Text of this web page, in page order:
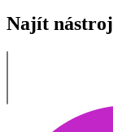
Najít nástroj